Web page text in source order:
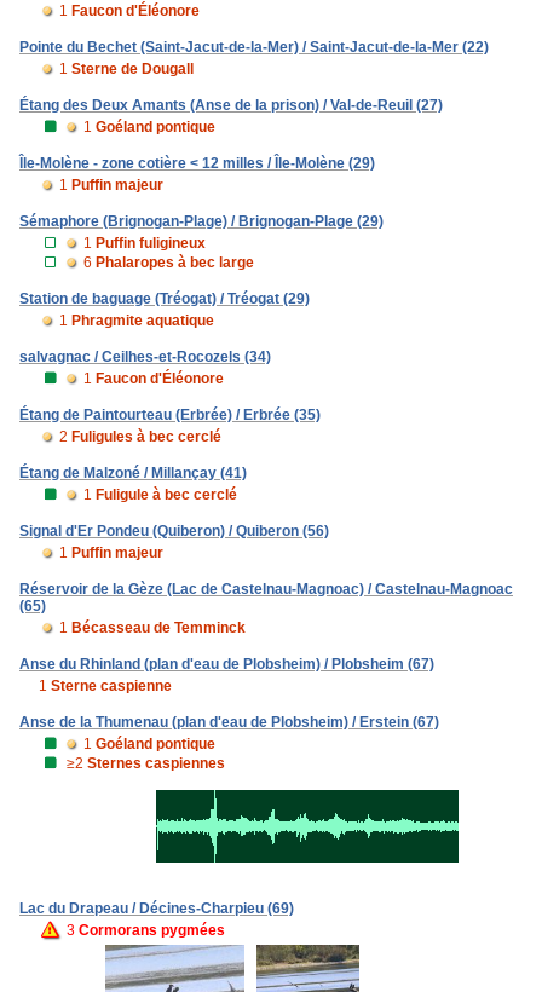
1 Faucon d'Éléonore
Pointe du Bechet (Saint-Jacut-de-la-Mer) / Saint-Jacut-de-la-Mer (22)
1 Sterne de Dougall
Étang des Deux Amants (Anse de la prison) / Val-de-Reuil (27)
1 Goéland pontique
Île-Molène - zone cotière < 12 milles / Île-Molène (29)
1 Puffin majeur
Sémaphore (Brignogan-Plage) / Brignogan-Plage (29)
1 Puffin fuligineux
6 Phalaropes à bec large
Station de baguage (Tréogat) / Tréogat (29)
1 Phragmite aquatique
salvagnac / Ceilhes-et-Rocozels (34)
1 Faucon d'Éléonore
Étang de Paintourteau (Erbrée) / Erbrée (35)
2 Fuligules à bec cerclé
Étang de Malzoné / Millançay (41)
1 Fuligule à bec cerclé
Signal d'Er Pondeu (Quiberon) / Quiberon (56)
1 Puffin majeur
Réservoir de la Gèze (Lac de Castelnau-Magnoac) / Castelnau-Magnoac
(65)
1 Bécasseau de Temminck
Anse du Rhinland (plan d'eau de Plobsheim) / Plobsheim (67)
1 Sterne caspienne
Anse de la Thumenau (plan d'eau de Plobsheim) / Erstein (67)
1 Goéland pontique
≥2 Sternes caspiennes
Lac du Drapeau / Décines-Charpieu (69)
3 Cormorans pygmées